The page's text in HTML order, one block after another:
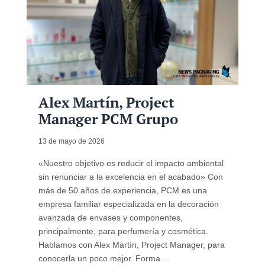
Alex Martín, Project
Manager PCM Grupo
13 de mayo de 2026
«Nuestro objetivo es reducir el impacto ambiental
sin renunciar a la excelencia en el acabado» Con
más de 50 años de experiencia, PCM es una
empresa familiar especializada en la decoración
avanzada de envases y componentes,
principalmente, para perfumería y cosmética.
Hablamos con Alex Martín, Project Manager, para
conocerla un poco mejor. Forma ...